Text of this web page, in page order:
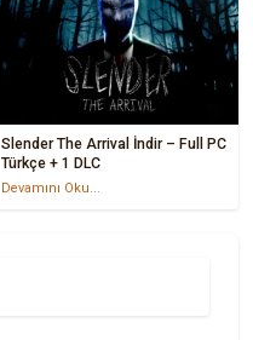
Slender The Arrival İndir – Full PC
Türkçe + 1 DLC
Devamını Oku...